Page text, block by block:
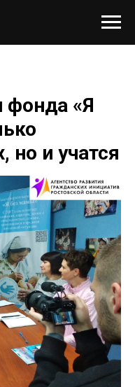
фонда «Я
но и учатся